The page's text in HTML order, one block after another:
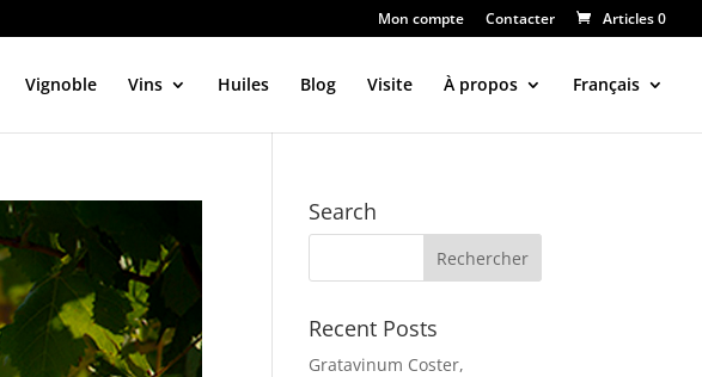
Mon compte Contacter Articles 0
Vignoble Vins Huiles Blog Visite À propos Français
Search
Recent Posts
Gratavinum Coster,